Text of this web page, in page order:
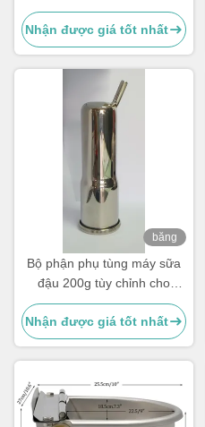
Nhận được giá tốt nhất
băng
Bộ phận phụ tùng máy sữa
đậu 200g tùy chỉnh cho
Cluster, ly trà
Nhận được giá tốt nhất